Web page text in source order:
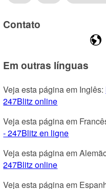
Contato
Em outras línguas
Veja esta página em Inglês:
247Blitz online
Veja esta página em
- 247Blitz en ligne
Veja esta página em
247Blitz online
Veja esta página em